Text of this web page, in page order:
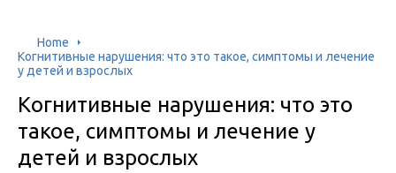
Home
Когнитивные нарушения: что это такое, симптомы и лечение
у детей и взрослых
Когнитивные нарушения: что это
такое, симптомы и лечение у
детей и взрослых